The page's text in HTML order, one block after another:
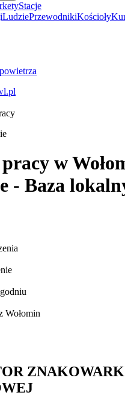
Stacje
LudziePrzewodnikiKościoły
w
- Baza
Wołomin